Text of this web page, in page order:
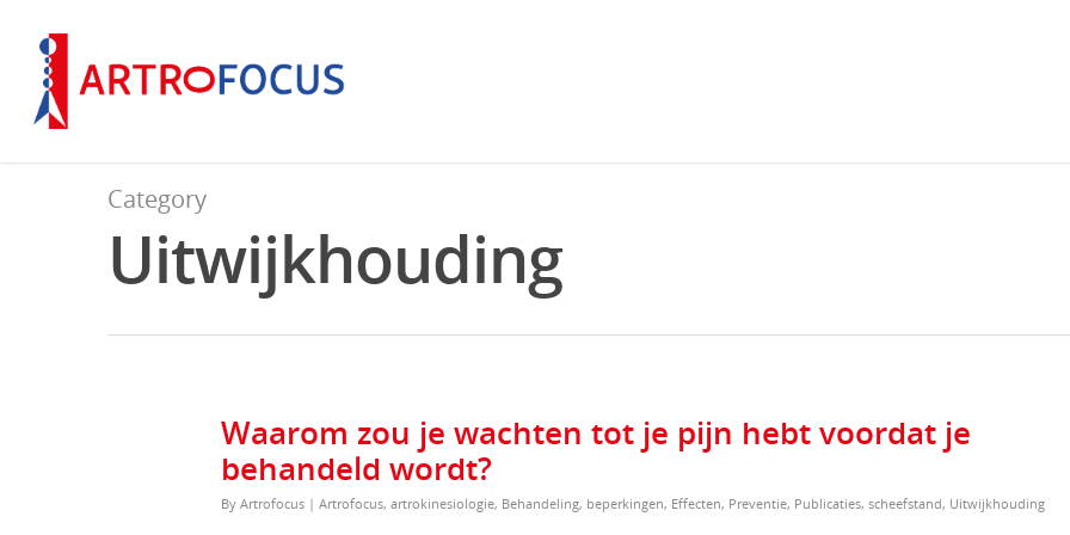
Category
Uitwijkhouding
Waarom zou je wachten tot je pijn hebt voordat je
behandeld wordt?
By Artrofocus | Artrofocus, artrokinesiologie, Behandeling, beperkingen, Effecten, Preventie, Publicaties, scheefstand, Uitwijkhouding